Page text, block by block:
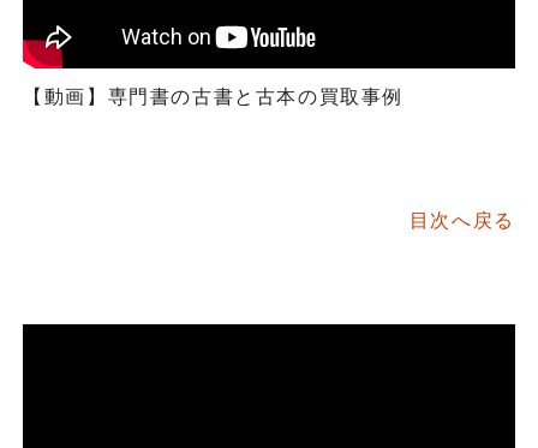
【動画】専門書の古書と古本の買取事例
目次へ戻る